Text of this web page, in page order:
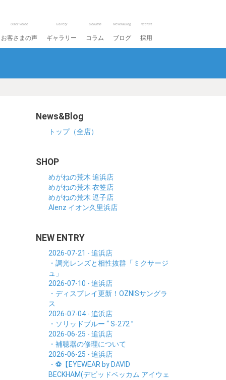
User Voice
お客さまの声
Gallery
ギャラリー
Column
コラム
News&Blog
ブログ
Recruit
採用
News&Blog
トップ（全店）
SHOP
めがねの荒木 追浜店
めがねの荒木 衣笠店
めがねの荒木 逗子店
Alenz イオン久里浜店
NEW ENTRY
2026-07-21 - 追浜店
・調光レンズと相性抜群「ミクサージ
ュ」
2026-07-10 - 追浜店
・ディスプレイ更新！OZNISサングラ
ス
2026-07-04 - 追浜店
・ソリッドブルー “ S-272 ”
2026-06-25 - 追浜店
・補聴器の修理について
2026-06-25 - 追浜店
・⚽【EYEWEAR by DAVID
BECKHAM(デビッドベッカム アイウェ